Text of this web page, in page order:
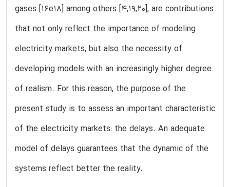
gases [16e18] among others [4,19,20], are contributions
that not only reflect the importance of modeling
electricity markets, but also the necessity of
developing models with an increasingly higher degree
of realism. For this reason, the purpose of the
present study is to assess an important characteristic
of the electricity markets: the delays. An adequate
model of delays guarantees that the dynamic of the
systems reflect better the reality.